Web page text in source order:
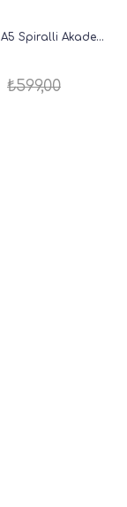
2026-2027 A5 Spiralli Akademik Haftalık Ajanda 16 Aylık - Baby Pink
₺599,00